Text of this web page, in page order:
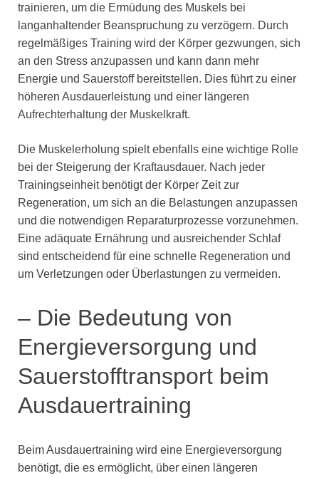
trainieren, um die Ermüdung des Muskels bei
langanhaltender Beanspruchung zu verzögern. Durch
regelmäßiges Training wird der Körper gezwungen, sich
an den Stress anzupassen und kann dann mehr
Energie und Sauerstoff bereitstellen. Dies führt zu einer
höheren Ausdauerleistung und einer längeren
Aufrechterhaltung der Muskelkraft.
Die Muskelerholung spielt ebenfalls eine wichtige Rolle
bei der Steigerung der Kraftausdauer. Nach jeder
Trainingseinheit benötigt der Körper Zeit zur
Regeneration, um sich an die Belastungen anzupassen
und die notwendigen Reparaturprozesse vorzunehmen.
Eine adäquate Ernährung und ausreichender Schlaf
sind entscheidend für eine schnelle Regeneration und
um Verletzungen oder Überlastungen zu vermeiden.
– Die Bedeutung von
Energieversorgung und
Sauerstofftransport beim
Ausdauertraining
Beim Ausdauertraining wird eine Energieversorgung
benötigt, die es ermöglicht, über einen längeren